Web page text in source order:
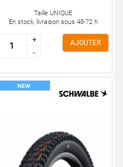
Taille UNIQUE
En stock, livraison sous 48-72 h
+
-
+
-
AJOUTER